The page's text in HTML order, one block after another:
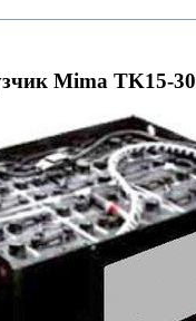
Mima TK15-30